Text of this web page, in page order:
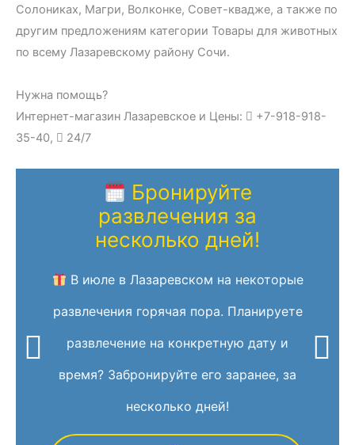
Солониках, Магри, Волконке, Совет-квадже, а также по
другим предложениям категории Товары для животных
по всему Лазаревскому району Сочи.
Нужна помощь?
Интернет-магазин Лазаревское и Цены:
+7-918-918-
35-40,
24/7
Бронируйте
развлечения за
несколько дней!
В июле в Лазаревском на некоторые
развлечения горячая пора. Планируете
развлечение на конкретную дату и
время? Забронируйте его заранее, за
несколько дней!